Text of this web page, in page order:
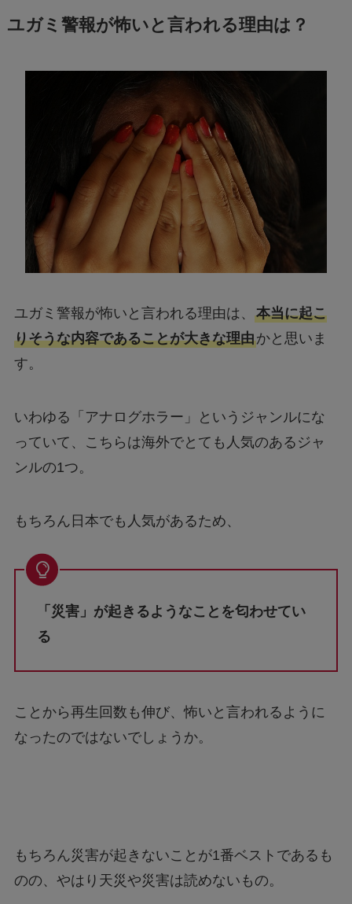
ユガミ警報が怖いと言われる理由は？
ユガミ警報が怖いと言われる理由は、 本当に起こ
りそうな内容であることが大きな理由かと思いま
す。
いわゆる「アナログホラー」というジャンルにな
っていて、こちらは海外でとても人気のあるジャ
ンルの1つ。
もちろん日本でも人気があるため、
「災害」が起きるようなことを匂わせてい
る
ことから再生回数も伸び、怖いと言われるように
なったのではないでしょうか。
もちろん災害が起きないことが1番ベストであるも
のの、やはり天災や災害は読めないもの。